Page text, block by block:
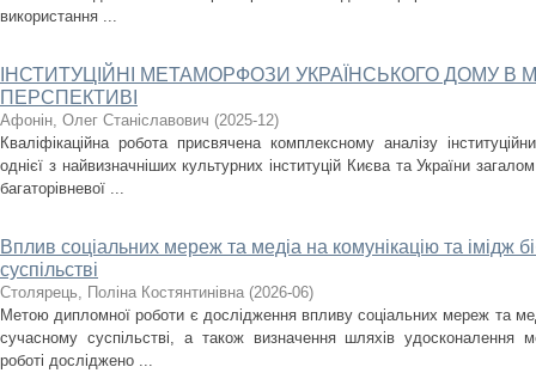
використання ...
ІНСТИТУЦІЙНІ МЕТАМОРФОЗИ УКРАЇНСЬКОГО ДОМУ В
ПЕРСПЕКТИВІ
Афонін, Олег Станіславович (2025-12)
Кваліфікаційна робота присвячена комплексному аналізу
однієї з найвизначніших культурних інституцій Києва та України
багаторівневої ...
Вплив соціальних мереж та медіа на комунікацію та імідж
суспільстві
Столярець, Поліна Костянтинівна (2026-06)
Метою дипломної роботи є дослідження впливу соціальних мереж та
сучасному суспільстві, а також визначення шляхів удосконалення
роботі досліджено ...